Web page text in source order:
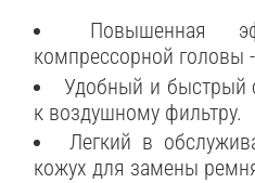
Повышенная
компрессорной головы
Удобный и быстрый
к воздушному фильтру.
Легкий в
кожух для замены